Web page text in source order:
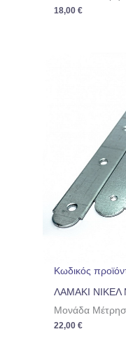
18,00€
Κωδικός
ΛΑΜΑΚΙ ΝΙΚΕΛ
Μονάδα
22,00€